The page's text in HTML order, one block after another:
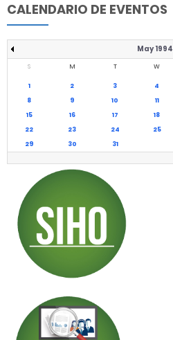
CALENDARIO DE EVENTOS
May 1994
S M T W
1 2 3 4
8
9 10 11
15
16 17 18
22
23 24 25
29
30 31